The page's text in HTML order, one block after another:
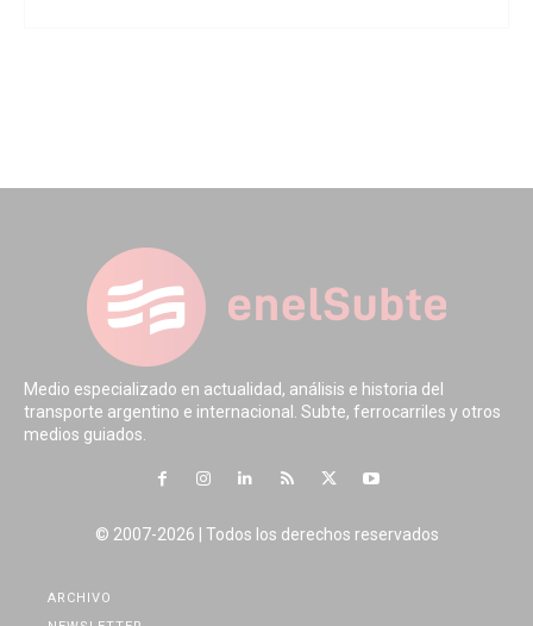
Medio especializado en actualidad, análisis e historia del
transporte argentino e internacional. Subte, ferrocarriles y otros
medios guiados.
© 2007-2026 | Todos los derechos reservados
ARCHIVO